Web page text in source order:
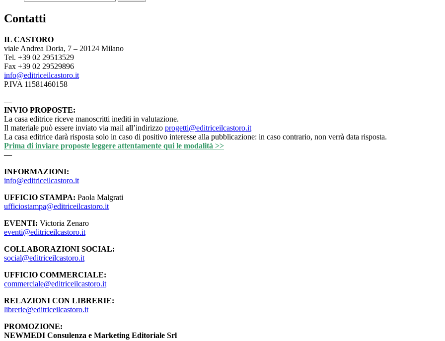
Contatti
IL CASTORO
viale Andrea Doria, 7 – 20124 Milano
Tel. +39 02 29513529
Fax +39 02 29529896
info@editriceilcastoro.it
P.IVA 11581460158
—
INVIO PROPOSTE:
La casa editrice riceve manoscritti inediti in valutazione.
Il materiale può essere inviato via mail all’indirizzo progetti@editriceilcastoro.it
La casa editrice darà risposta solo in caso di positivo interesse alla pubblicazione: in caso contrario, non verrà data risposta.
Prima di inviare proposte leggere attentamente qui le modalità >>
—
INFORMAZIONI:
info@editriceilcastoro.it
UFFICIO STAMPA: Paola Malgrati
ufficiostampa@editriceilcastoro.it
EVENTI: Victoria Zenaro
eventi@editriceilcastoro.it
COLLABORAZIONI SOCIAL:
social@editriceilcastoro.it
UFFICIO COMMERCIALE:
commerciale@editriceilcastoro.it
RELAZIONI CON LIBRERIE:
librerie@editriceilcastoro.it
PROMOZIONE:
NEWMEDI Consulenza e Marketing Editoriale Srl